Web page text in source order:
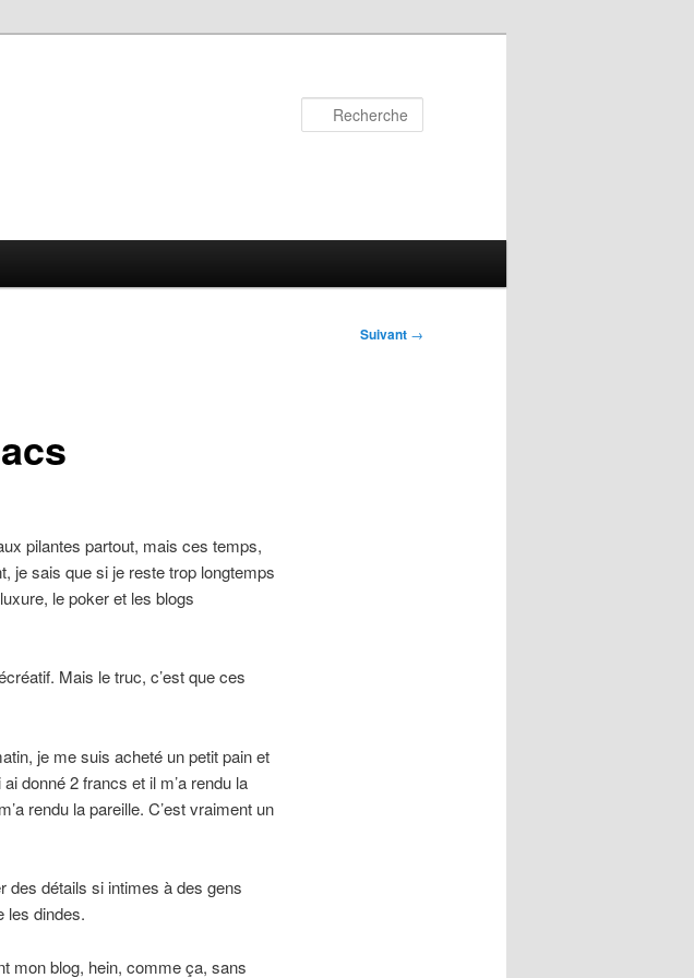
Suivant →
pilantes partout, mais ces temps,
je sais que si je reste trop longtemps
le poker et les blogs
Mais le truc, c’est que ces
je me suis acheté un petit pain et
donné 2 francs et il m’a rendu la
rendu la pareille. C’est vraiment un
détails si intimes à des gens
les dindes.
mon blog, hein, comme ça, sans